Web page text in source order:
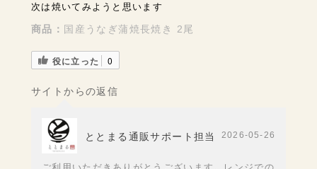
次は焼いてみようと思います
商品： 国産うなぎ蒲焼長焼き 2尾
役に立った 0
サイトからの返信
ととまる通販サポート担当 2026-05-26